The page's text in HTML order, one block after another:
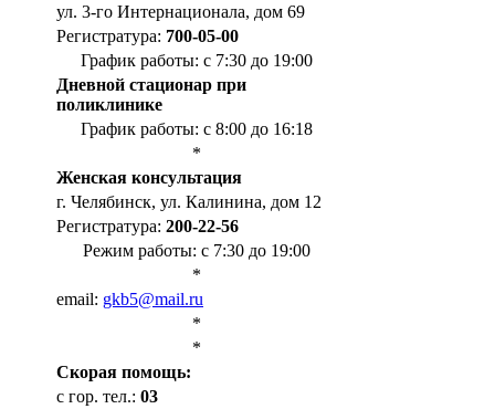
ул. 3-го Интернационала, дом 69
Регистратура: 700-05-00
График работы: с 7:30 до 19:00
Дневной стационар при
поликлинике
График работы: с 8:00 до 16:18
*
Женская консультация
г. Челябинск, ул. Калинина, дом 12
Регистратура: 200-22-56
Режим работы: с 7:30 до 19:00
*
email: gkb5@mail.ru
*
*
Cкорая помощь:
с гор. тел.: 03